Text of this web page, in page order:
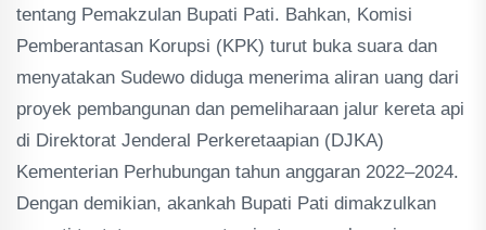
tentang Pemakzulan Bupati Pati. Bahkan, Komisi
Pemberantasan Korupsi (KPK) turut buka suara dan
menyatakan Sudewo diduga menerima aliran uang dari
proyek pembangunan dan pemeliharaan jalur kereta api
di Direktorat Jenderal Perkeretaapian (DJKA)
Kementerian Perhubungan tahun anggaran 2022–2024.
Dengan demikian, akankah Bupati Pati dimakzulkan